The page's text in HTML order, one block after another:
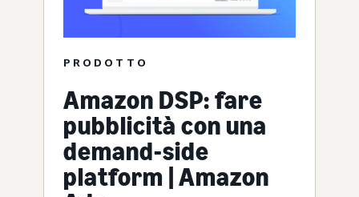
PRODOTTO
Amazon DSP: fare
pubblicità con una
demand-side
platform | Amazon